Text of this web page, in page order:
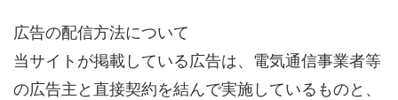
広告の配信方法について
当サイトが掲載している広告は、電気通信事業者等
の広告主と直接契約を結んで実施しているものと、